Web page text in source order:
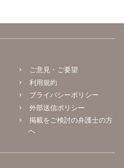
ご意見・ご要望
利用規約
プライバシーポリシー
外部送信ポリシー
掲載をご検討の弁護士の方
へ